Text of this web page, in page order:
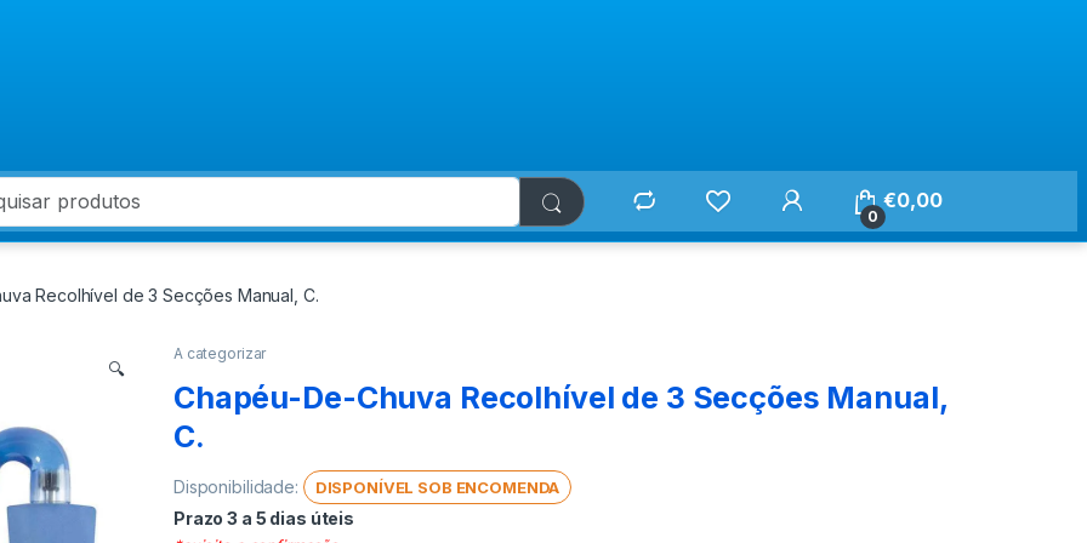
for:
0
€0,00
Recolhível de 3 Secções Manual, C.
🔍
A categorizar
Chapéu-De-Chuva Recolhível de 3 Secções Manual,
C.
Disponibilidade: DISPONÍVEL SOB ENCOMENDA
Prazo 3 a 5 dias úteis